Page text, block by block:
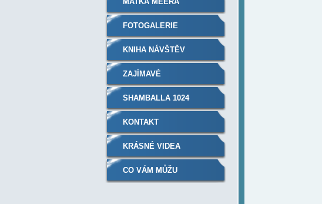
FOTOGALERIE
KNIHA NÁVŠTĚV
ZAJÍMAVÉ
SHAMBALLA 1024
KONTAKT
KRÁSNÉ VIDEA
CO VÁM MŮŽU